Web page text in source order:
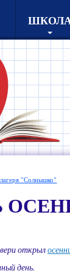
"Солнышко"
открыл
день.